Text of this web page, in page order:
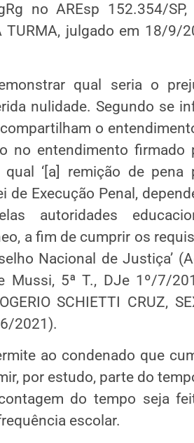
no AREsp 152.354/SP,
TURMA, julgado em 18/9/
qual seria o
nulidade. Segundo se
o
no entendimento firmado
‘[a] remição de pena
Execução Penal,
autoridades
a fim de cumprir os
Nacional de Justiça’
Mussi, 5ª T., DJe 1º/7/
SCHIETTI CRUZ,
2021).
ao condenado que
por estudo, parte do
do tempo seja
escolar.